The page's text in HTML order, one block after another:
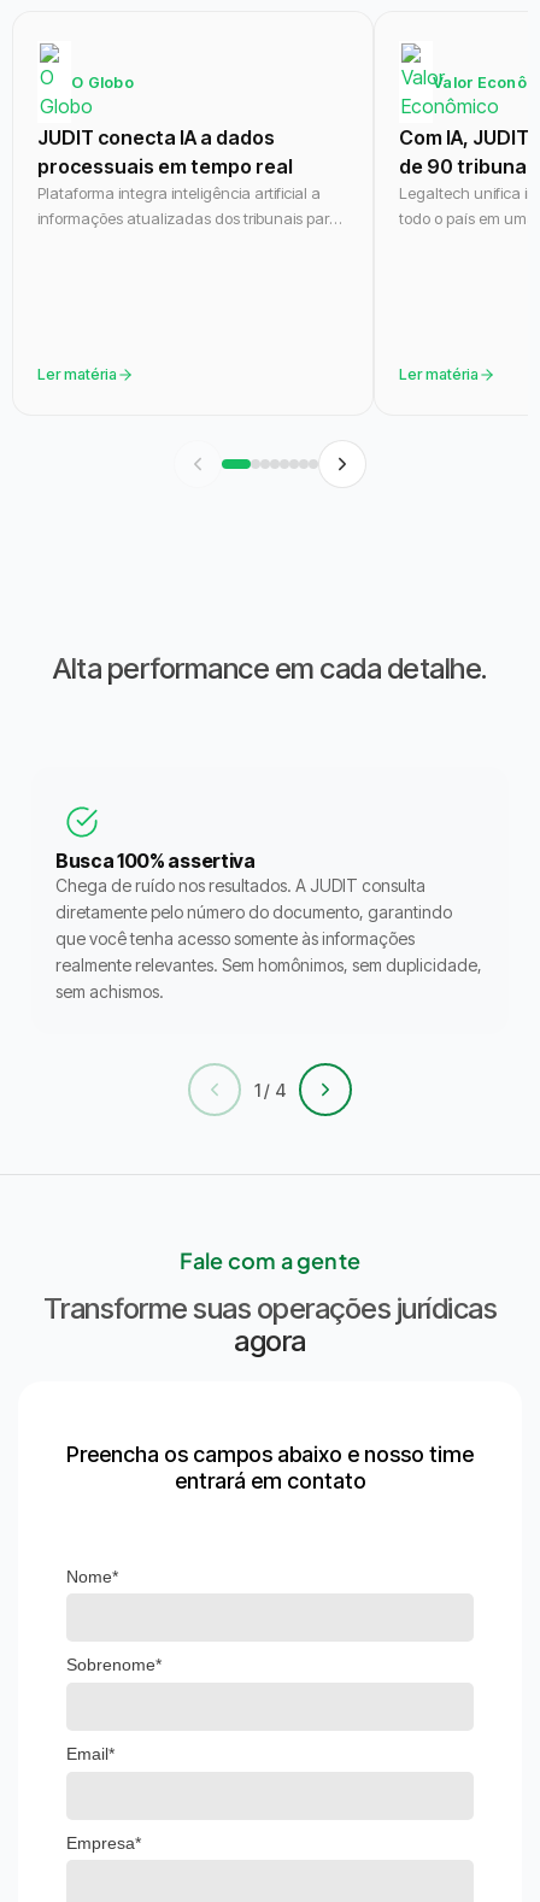
O Globo
JUDIT conecta IA a dados
processuais em tempo real
Plataforma integra inteligência artificial a
informações atualizadas dos tribunais para
Ler matéria
Valor
Com IA,
de 90
Legaltech unifica
todo o país em
Ler matéria
Alta performance em cada detalhe.
Busca 100% assertiva
Chega de ruído nos resultados. A JUDIT consulta
diretamente pelo número do documento, garantindo
que você tenha acesso somente às informações
realmente relevantes. Sem homônimos, sem duplicidade,
sem achismos.
1 / 4
Fale com a gente
Transforme suas operações jurídicas
agora
Preencha os campos abaixo e nosso time
entrará em contato
Nome*
Sobrenome*
Email*
Empresa*